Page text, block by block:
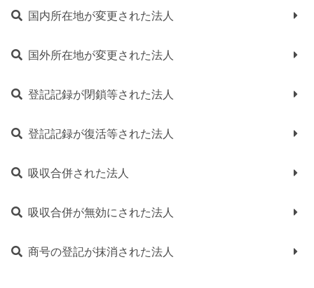
国内所在地が変更された法人
国外所在地が変更された法人
登記記録が閉鎖等された法人
登記記録が復活等された法人
吸収合併された法人
吸収合併が無効にされた法人
商号の登記が抹消された法人